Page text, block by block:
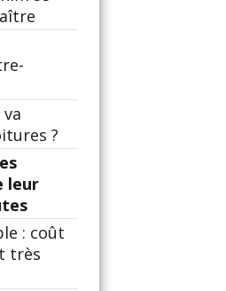
?
leur
: coût
très